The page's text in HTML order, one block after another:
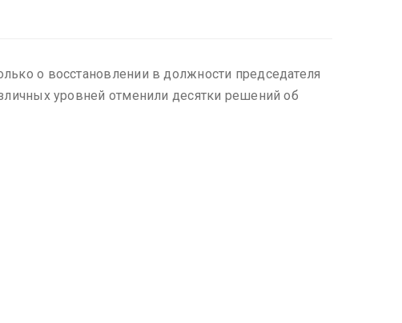
о восстановлении в должности председателя
уровней отменили десятки решений об